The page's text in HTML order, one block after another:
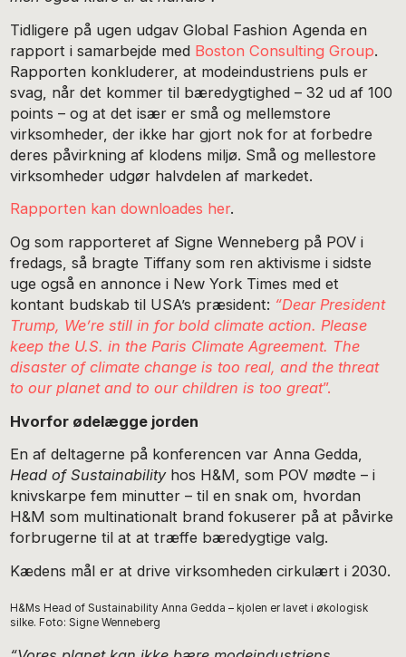
Tidligere på ugen udgav Global Fashion Agenda en
rapport i samarbejde med Boston Consulting Group.
Rapporten konkluderer, at modeindustriens puls er
svag, når det kommer til bæredygtighed – 32 ud af 100
points – og at det især er små og mellemstore
virksomheder, der ikke har gjort nok for at forbedre
deres påvirkning af klodens miljø. Små og mellestore
virksomheder udgør halvdelen af markedet.
Rapporten kan downloades her.
Og som rapporteret af Signe Wenneberg på POV i
fredags, så bragte Tiffany som ren aktivisme i sidste
uge også en annonce i New York Times med et
kontant budskab til USA’s præsident: “Dear President
Trump, We’re still in for bold climate action. Please
keep the U.S. in the Paris Climate Agreement. The
disaster of climate change is too real, and the threat
to our planet and to our children is too great”.
Hvorfor ødelægge jorden
En af deltagerne på konferencen var Anna Gedda,
Head of Sustainabilityhos H&M, som POV mødte – i
knivskarpe fem minutter – til en snak om, hvordan
H&M som multinationalt brand fokuserer på at påvirke
forbrugerne til at at træffe bæredygtige valg.
Kædens mål er at drive virksomheden cirkulært i 2030.
H&Ms Head of Sustainability Anna Gedda – kjolen er lavet i økologisk
silke. Foto: Signe Wenneberg